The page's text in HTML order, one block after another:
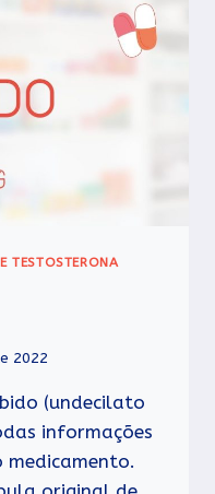
TESTOSTERONA
2022
(undecilato
informações
medicamento.